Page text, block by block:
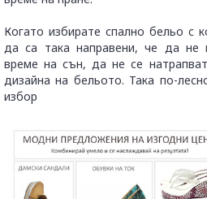
Когато избирате спално бельо с
да са така направени, че да не
време на сън, да не се
дизайна на бельото. Така по-
избор